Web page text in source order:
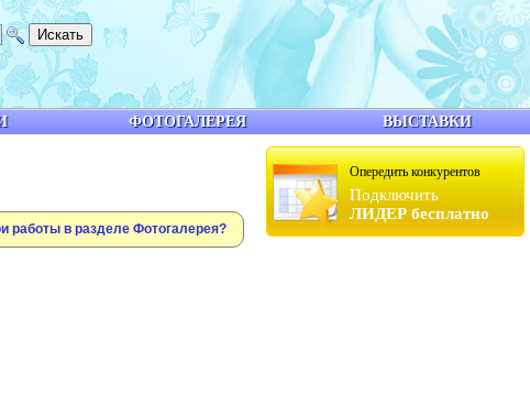
Опередить конкурентов
Подключить
ЛИДЕР бесплатно
работы в разделе Фотогалерея?
ФОТОГАЛЕРЕЯ ВЫСТАВКИ